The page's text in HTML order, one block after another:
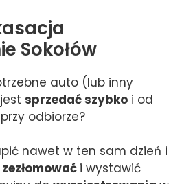
Sokołów
auto (lub inny
sprzedać szybko i od
odbiorze?
nawet w ten sam dzień i
zezłomować i wystawić